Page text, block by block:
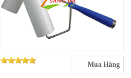
Mua Hàng